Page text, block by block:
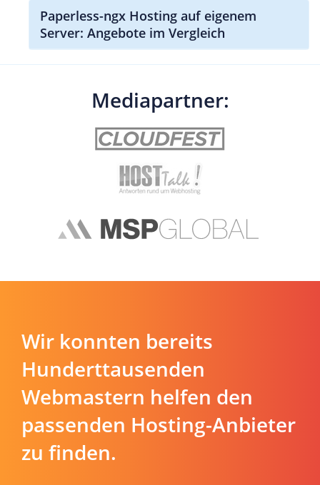
Paperless-ngx Hosting auf eigenem
Server: Angebote im Vergleich
Mediapartner:
Wir konnten bereits
Hunderttausenden
Webmastern helfen den
passenden Hosting-Anbieter
zu finden.